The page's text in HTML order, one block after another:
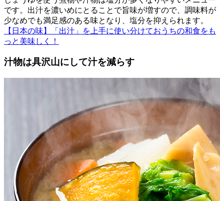
です。出汁を濃いめにとることで旨味が増すので、調味料が
少なめでも満足感のある味となり、塩分を抑えられます。
【日本の味】「出汁」を上手に使い分けておうちの和食をも
っと美味しく！
汁物は具沢山にして汁を減らす